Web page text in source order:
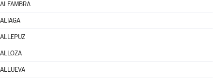
ALFAMBRA
ALIAGA
ALLEPUZ
ALLOZA
ALLUEVA